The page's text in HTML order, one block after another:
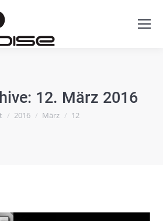
12. März 2016
sich hier:
2016 März 12